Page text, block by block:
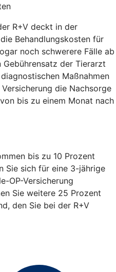
R+V deckt in der
Behandlungskosten für
noch schwerere Fälle ab
der Tierarzt
Maßnahmen
die Nachsorge
bis zu einem Monat nach
bis zu 10 Prozent
Sie sich für eine 3-jährige
OP-Versicherung
Sie weitere 25 Prozent
den Sie bei der R+V